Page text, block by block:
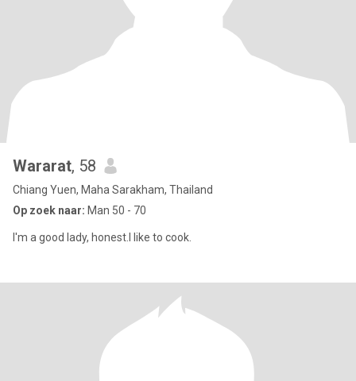
Wararat, 58
Chiang Yuen, Maha Sarakham, Thailand
Op zoek naar: Man 50 - 70
I'm a good lady, honest.I like to cook.